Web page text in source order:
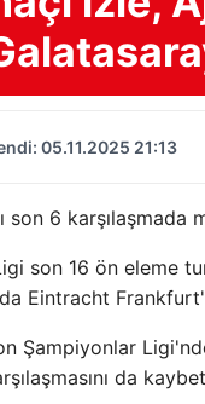
05.11.2025 21:13
son 6 karşılaşmada
son 16 ön eleme
Eintracht
Şampiyonlar
da